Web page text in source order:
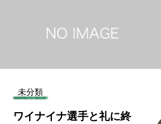
未分類
ワイナイナ選手と礼に終